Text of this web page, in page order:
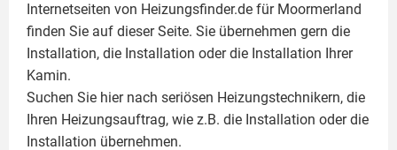
Internetseiten von Heizungsfinder.de für Moormerland
finden Sie auf dieser Seite. Sie übernehmen gern die
Installation, die Installation oder die Installation Ihrer
Kamin.
Suchen Sie hier nach seriösen Heizungstechnikern, die
Ihren Heizungsauftrag, wie z.B. die Installation oder die
Installation übernehmen.